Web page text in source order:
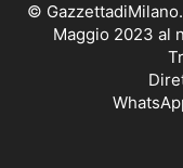
©
Maggio 2023 al